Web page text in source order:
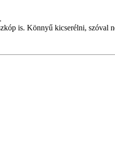
is. Könnyű kicserélni, szóval